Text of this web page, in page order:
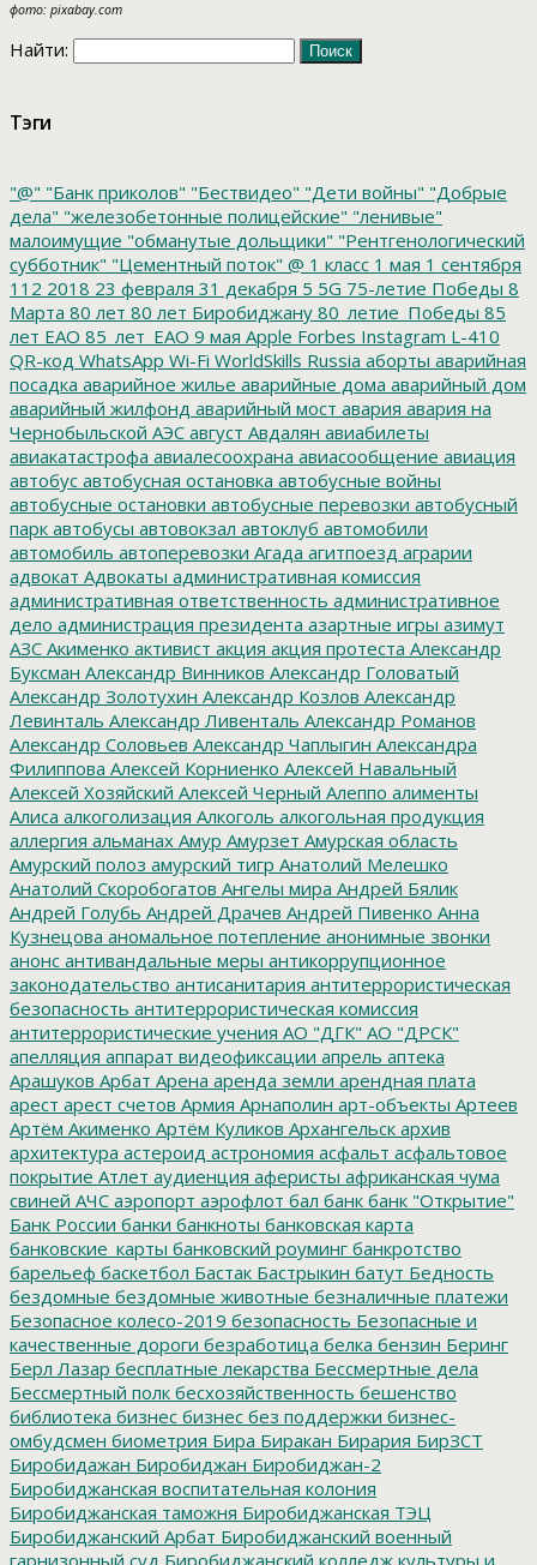
фото: pixabay.com
Найти:
Тэги
"@" "Банк приколов" "Бествидео" "Дети войны" "Добрые
дела" "железобетонные полицейские" "ленивые"
малоимущие "обманутые дольщики" "Рентгенологический
субботник" "Цементный поток" @ 1 класс 1 мая 1 сентября
112 2018 23 февраля 31 декабря 5 5G 75-летие Победы 8
Марта 80 лет 80 лет Биробиджану 80_летие_Победы 85
лет ЕАО 85_лет_ЕАО 9 мая Apple Forbes Instagram L-410
QR-код WhatsApp Wi-Fi WorldSkills Russia аборты аварийная
посадка аварийное жилье аварийные дома аварийный дом
аварийный жилфонд аварийный мост авария авария на
Чернобыльской АЭС август Авдалян авиабилеты
авиакатастрофа авиалесоохрана авиасообщение авиация
автобус автобусная остановка автобусные войны
автобусные остановки автобусные перевозки автобусный
парк автобусы автовокзал автоклуб автомобили
автомобиль автоперевозки Агада агитпоезд аграрии
адвокат Адвокаты административная комиссия
административная ответственность административное
дело администрация президента азартные игры азимут
АЗС Акименко активист акция акция протеста Александр
Буксман Александр Винников Александр Головатый
Александр Золотухин Александр Козлов Александр
Левинталь Александр Ливенталь Александр Романов
Александр Соловьев Александр Чаплыгин Александра
Филиппова Алексей Корниенко Алексей Навальный
Алексей Хозяйский Алексей Черный Алеппо алименты
Алиса алкоголизация Алкоголь алкогольная продукция
аллергия альманах Амур Амурзет Амурская область
Амурский полоз амурский тигр Анатолий Мелешко
Анатолий Скоробогатов Ангелы мира Андрей Бялик
Андрей Голубь Андрей Драчев Андрей Пивенко Анна
Кузнецова аномальное потепление анонимные звонки
анонс антивандальные меры антикоррупционное
законодательство антисанитария антитеррористическая
безопасность антитеррористическая комиссия
антитеррористические учения АО "ДГК" АО "ДРСК"
апелляция аппарат видеофиксации апрель аптека
Арашуков Арбат Арена аренда земли арендная плата
арест арест счетов Армия Арнаполин арт-объекты Артеев
Артём Акименко Артём Куликов Архангельск архив
архитектура астероид астрономия асфальт асфальтовое
покрытие Атлет аудиенция аферисты африканская чума
свиней АЧС аэропорт аэрофлот бал банк банк "Открытие"
Банк России банки банкноты банковская карта
банковские_карты банковский роуминг банкротство
барельеф баскетбол Бастак Бастрыкин батут Бедность
бездомные бездомные животные безналичные платежи
Безопасное колесо-2019 безопасность Безопасные и
качественные дороги безработица белка бензин Беринг
Берл Лазар бесплатные лекарства Бессмертные дела
Бессмертный полк бесхозяйственность бешенство
библиотека бизнес бизнес без поддержки бизнес-
омбудсмен биометрия Бира Биракан Бирария БирЗСТ
Биробидажан Биробиджан Биробиджан-2
Биробиджанская воспитательная колония
Биробиджанская таможня Биробиджанская ТЭЦ
Биробиджанский Арбат Биробиджанский военный
гарнизонный суд Биробиджанский колледж культуры и